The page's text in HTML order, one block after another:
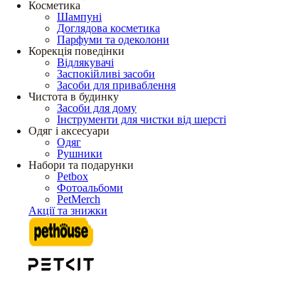
Косметика
Шампуні
Доглядова косметика
Парфуми та одеколони
Корекція поведінки
Відлякувачі
Заспокійливі засоби
Засоби для приваблення
Чистота в будинку
Засоби для дому
Інструменти для чистки від шерсті
Одяг і аксесуари
Одяг
Рушники
Набори та подарунки
Petbox
Фотоальбоми
PetMerch
Акції та знижки